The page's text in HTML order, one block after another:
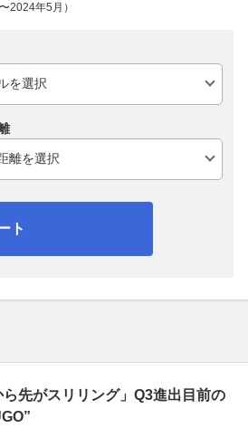
2024年5月）
ト
先がスリリング」Q3進出目前の